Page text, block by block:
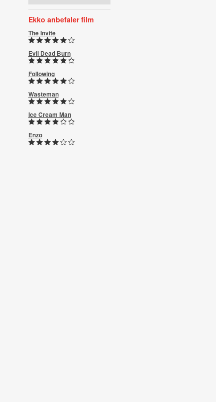
Ekko anbefaler film
The Invite
Evil Dead Burn
Following
Wasteman
Ice Cream Man
Enzo